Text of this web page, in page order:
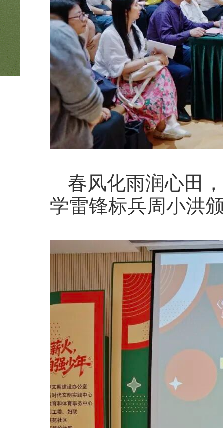
春风化雨润心田
学雷锋标兵周小洪